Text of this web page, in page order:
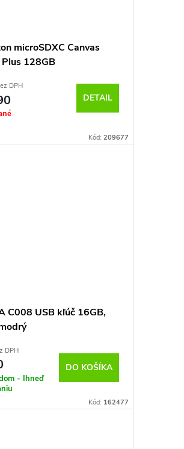
microSDXC Canvas
128GB
DPH
DETAIL
Kód: 209677
C008 USB kľúč 16GB,
DPH
- Ihneď
DO KOŠÍKA
Kód: 162477